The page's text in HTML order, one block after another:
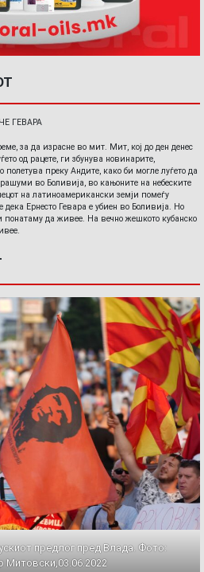
ГЕВАРА
за да израсне во мит. Мит, кој до ден денес
од рацете, ги збунува новинарите,
преку Андите, како би могле луѓето да
во Боливија, во кањоните на небеските
на латиноамерикански земји помеѓу
Ернесто Гевара е убиен во Боливија. Но
понатаму да живее. На вечно жешкото кубанско
предлог пред Влада. Фото:
Митовски,03.06.2022